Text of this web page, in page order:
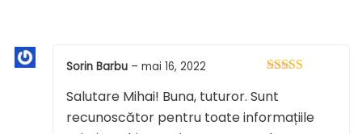
din 5
Sorin Barbu – mai 16, 2022
Salutare Mihai! Buna, tuturor. Sunt
recunoscător pentru toate informațiile